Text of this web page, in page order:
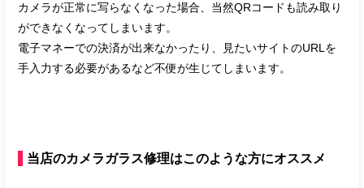
カメラが正常に写らなくなった場合、当然QRコードも読み取り
ができなくなってしまいます。
電子マネーでの決済が出来なかったり、見たいサイトのURLを
手入力する必要があるなど不便が生じてしまいます。
当店のカメラガラス修理はこのような方にオススメ